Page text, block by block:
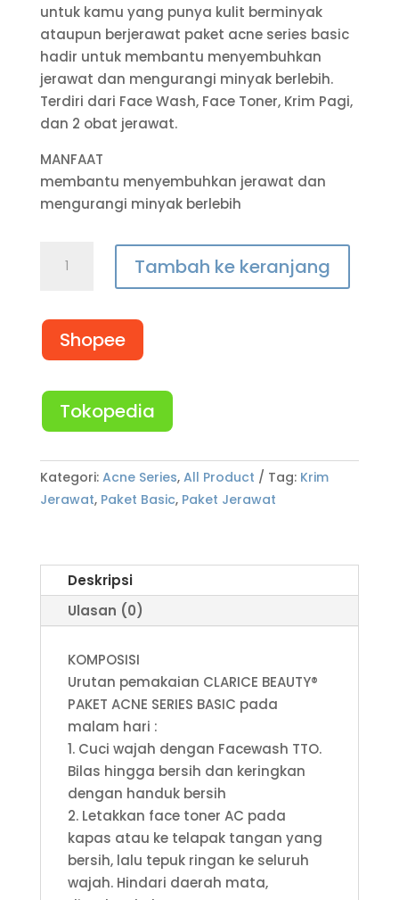
untuk kamu yang punya kulit berminyak
ataupun berjerawat paket acne series basic
hadir untuk membantu menyembuhkan
jerawat dan mengurangi minyak berlebih.
Terdiri dari Face Wash, Face Toner, Krim Pagi,
dan 2 obat jerawat.
MANFAAT
membantu menyembuhkan jerawat dan
mengurangi minyak berlebih
Tambah ke keranjang
Shopee
Tokopedia
Kategori: Acne Series, All Product Tag: Krim
Jerawat, Paket Basic, Paket Jerawat
Deskripsi
Ulasan (0)
KOMPOSISI
Urutan pemakaian CLARICE BEAUTY®
PAKET ACNE SERIES BASIC pada
malam hari :
1. Cuci wajah dengan Facewash TTO.
Bilas hingga bersih dan keringkan
dengan handuk bersih
2. Letakkan face toner AC pada
kapas atau ke telapak tangan yang
bersih, lalu tepuk ringan ke seluruh
wajah. Hindari daerah mata,